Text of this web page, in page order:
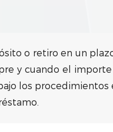
o retiro en un
y cuando el
los